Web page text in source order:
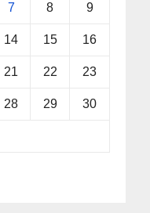
7 8 9
14 15 16
21 22 23
28 29 30